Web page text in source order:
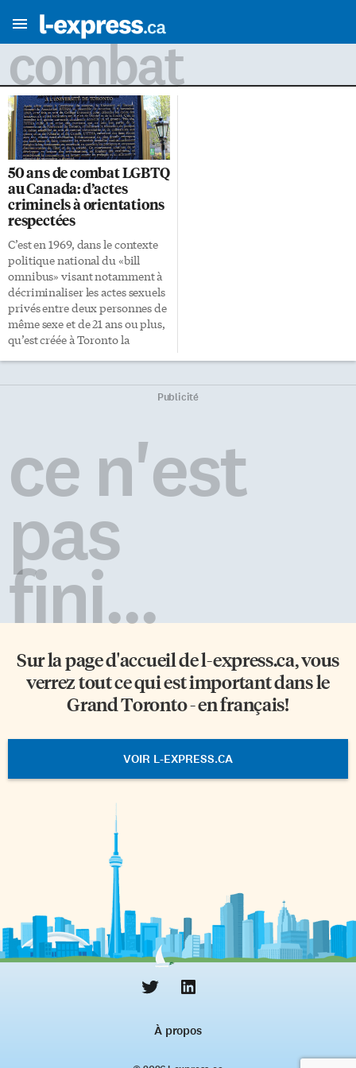
combat
50 ans de combat LGBTQ
au Canada: d’actes
criminels à orientations
respectées
C’est en 1969, dans le contexte
politique national du «bill
omnibus» visant notamment à
décriminaliser les actes sexuels
privés entre deux personnes de
même sexe et de 21 ans ou plus,
qu’est créée à Toronto la
Canada: la University of
dernier à l’Alliance française de
Toronto, où notre collaborateur
Paul-François Sylvestre a
présenté une rétrospective de
Canada. Un combat mené par
les associations En 1968, Jearld
Moldenhauer crée un groupe à
l’Université Cornell, son […]
Publicité
ce n'est
pas
fini...
Sur la page d'accueil del-express.ca, vous
verrez tout ce qui est important dans le
Grand Toronto - en français!
VOIR L-EXPRESS.CA
À propos